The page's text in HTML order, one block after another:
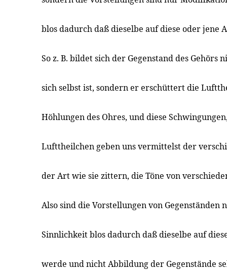
blos dadurch daß dieselbe auf diese oder jene
So z. B. bildet sich der Gegenstand des Gehörs
sich selbst ist, sondern er erschüttert die
Höhlungen des Ohres, und diese
Lufttheilchen geben uns vermittelst der
der Art wie sie zittern, die Töne von
Also sind die Vorstellungen von
Sinnlichkeit blos dadurch daß dieselbe auf
werde und nicht Abbildung der Gegenstände